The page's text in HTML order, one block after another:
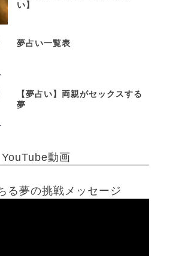
い】
夢占い一覧表
【夢占い】両親がセックスする
夢
YouTube動画
る夢の挑戦メッセージ